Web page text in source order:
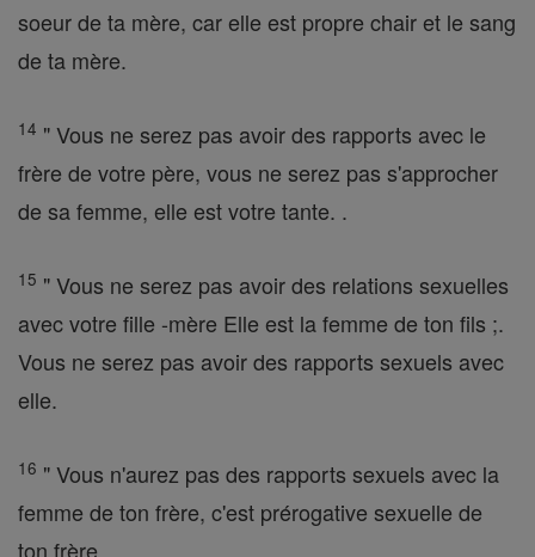
soeur de ta mère, car elle est propre chair et le sang
de ta mère.
14 " Vous ne serez pas avoir des rapports avec le
frère de votre père, vous ne serez pas s'approcher
de sa femme, elle est votre tante. .
15 " Vous ne serez pas avoir des relations sexuelles
avec votre fille -mère Elle est la femme de ton fils ;.
Vous ne serez pas avoir des rapports sexuels avec
elle.
16 " Vous n'aurez pas des rapports sexuels avec la
femme de ton frère, c'est prérogative sexuelle de
ton frère.